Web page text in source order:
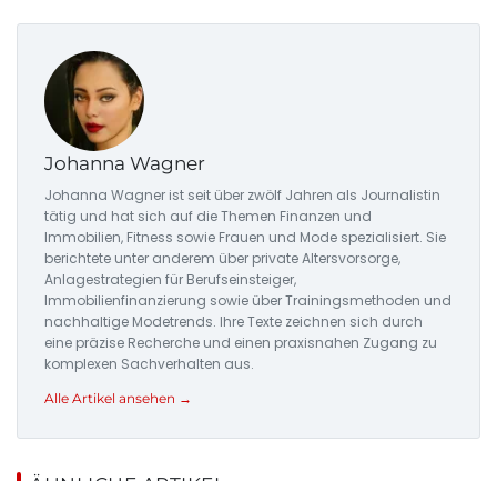
Johanna Wagner
Johanna Wagner ist seit über zwölf Jahren als Journalistin
tätig und hat sich auf die Themen Finanzen und
Immobilien, Fitness sowie Frauen und Mode spezialisiert. Sie
berichtete unter anderem über private Altersvorsorge,
Anlagestrategien für Berufseinsteiger,
Immobilienfinanzierung sowie über Trainingsmethoden und
nachhaltige Modetrends. Ihre Texte zeichnen sich durch
eine präzise Recherche und einen praxisnahen Zugang zu
komplexen Sachverhalten aus.
Alle Artikel ansehen →